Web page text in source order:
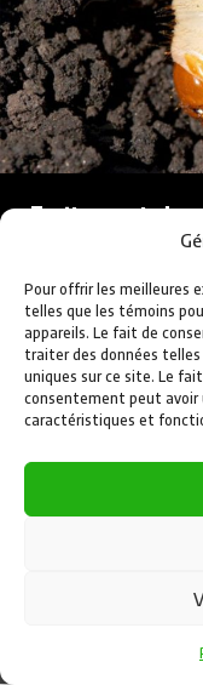
Pour offrir les meilleures
telles que les témoins
appareils. Le fait de
traiter des données
uniques sur ce site. Le
consentement peut
caractéristiques et
Traitement du
Le hanneton européen
nuit, est attirée par la
larve du hanneton a un
forme de ‘’C’’ (d’où
pattes bien visibles